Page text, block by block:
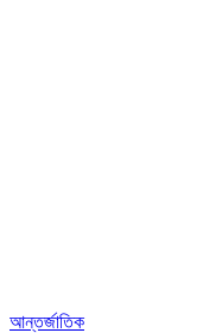
আন্তর্জাতিক